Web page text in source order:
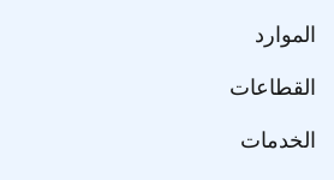
الموارد
القطاعات
الخدمات